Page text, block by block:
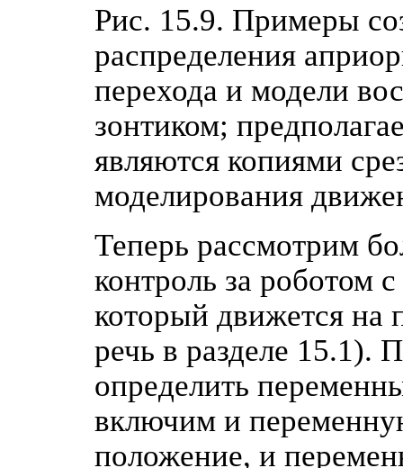
Рис. 15.9. Примеры
распределения
перехода и модели
зонтиком;
являются копиями
моделирования
Теперь рассмотрим
контроль за роботом
который движется
речь в разделе 15.1).
определить
включим и
положение, и